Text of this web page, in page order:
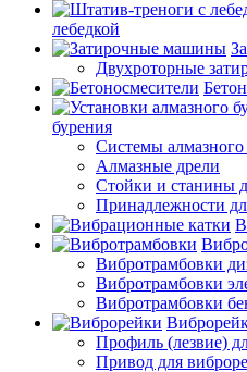
лебедкой
Двухроторные
бурения
Системы алмазного
Алмазные дрели
Стойки и станины
Принадлежности
Вибротрамбовки
Вибротрамбовки
Вибротрамбовки
Профиль (лезвие)
Привод для